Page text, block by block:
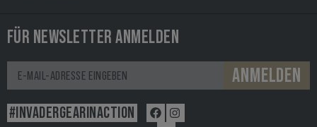
FÜR NEWSLETTER ANMELDEN
ANMELDEN
#INVADERGEARINACTION